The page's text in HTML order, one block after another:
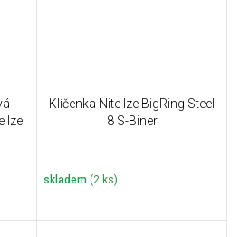
Ize
Klíčenka Nite Ize BigRing Steel
8 S-Biner
skladem (2 ks)